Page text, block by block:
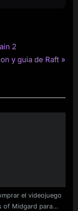
2
y guia de Raft
el videojuego
of Midgard para